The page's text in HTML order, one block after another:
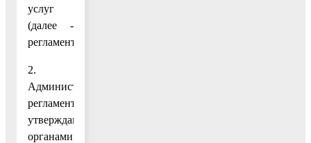
услуг
(далее -
регламенты).
2.
Административные
регламенты
утверждаются
органами,